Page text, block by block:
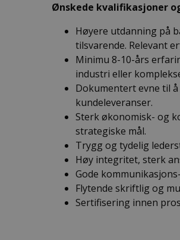
Ønskede kvalifikasjoner
Høyere utdanning på
tilsvarende. Relevant
Minimu 8-10-års
industri eller
Dokumentert evne til
kundeleveranser.
Sterk økonomisk- og
strategiske mål.
Trygg og tydelig
Høy integritet, sterk
Gode
Flytende skriftlig og
Sertifisering innen